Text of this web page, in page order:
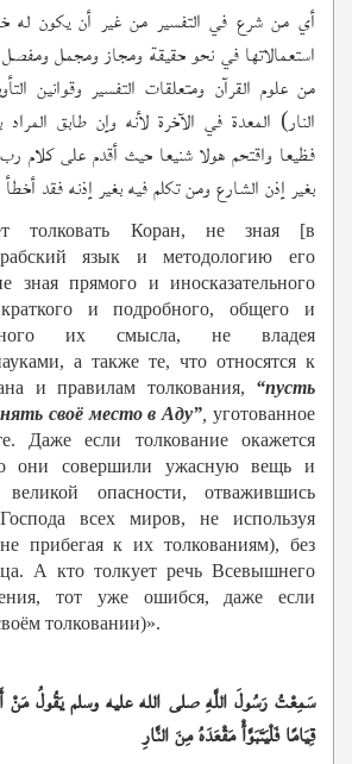
أي من شرع في التفسير من غير أن يكون له
استعمالاتها في نحو حقيقة ومجاز ومجمل
من علوم القرآن ومتعلقات التفسير وقوانين
النار) المعدة في الآخرة لأنه وإن طابق
فظيعا واقتحم هولا شنيعا حيث أقدم على كلام رب
بغير إذن الشارع ومن تكلم فيه بغير إذنه فقد
толковать Коран, не зная [в
язык и методологию его
зная прямого и иносказательного
и подробного, общего и
их смысла, не владея
а также те, что относятся к
и правилам толкования, “пусть
своё место в Аду” ,уготованное
Даже если толкование окажется
они совершили ужасную вещь и
великой опасности, отважившись
всех миров, не используя
прибегая к их толкованиям), без
А кто толкует речь Всевышнего
тот уже ошибся, даже если
толковании)».
سَمِعْتُ رَسُولَ اللَّهِ صلى الله عليه وسلم يَقُولُ مَنْ
قِيَامًا فَلْيَتَبَوَّأْ مَقْعَدَهُ مِنَ النَّارِ